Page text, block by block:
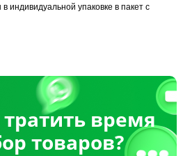
индивидуальной упаковке в пакет с
время
товаров?